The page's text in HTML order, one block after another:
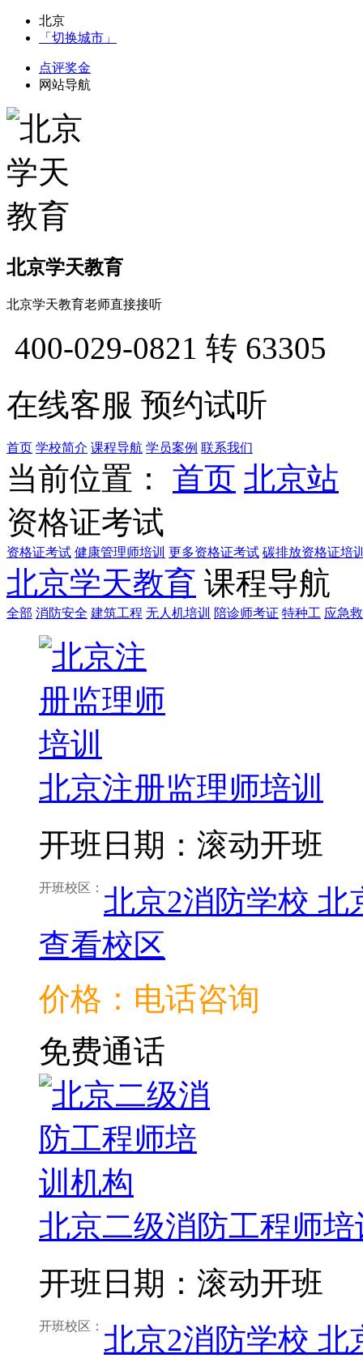
北京
「切换城市」
点评奖金
网站导航
北京学天教育
北京学天教育老师直接接听
400-029-0821 转 63305
在线客服 预约试听
首页 学校简介 课程导航 学员案例 联系我们
当前位置： 首页 北京站
资格证考试
资格证考试 健康管理师培训 更多资格证考试 碳排放资格证培
北京学天教育 课程导航
全部 消防安全 建筑工程 无人机培训 陪诊师考证 特种工 应急
北京注册监理师培训
开班日期：滚动开班
开班校区： 北京2消防学校 北
查看校区
价格：电话咨询
免费通话
北京二级消防工程师
开班日期：滚动开班
开班校区： 北京2消防学校 北